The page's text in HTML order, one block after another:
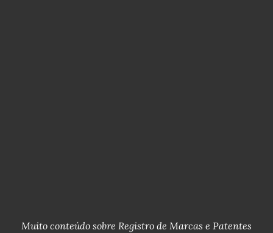
Muito conteúdo sobre Registro de Marcas e Patentes